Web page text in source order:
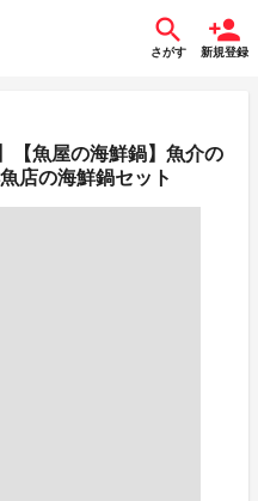
さがす 新規登録
【魚屋の海鮮鍋】魚介の
店の海鮮鍋セット